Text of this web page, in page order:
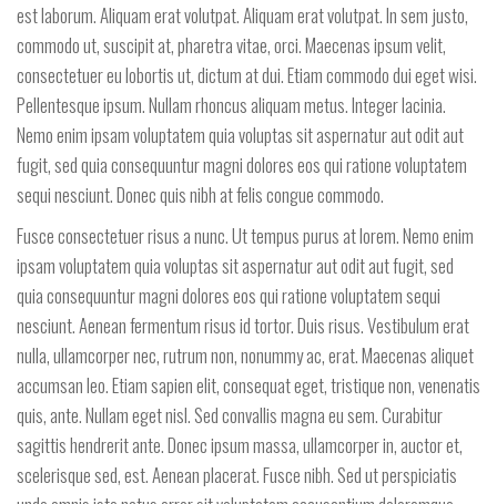
est laborum. Aliquam erat volutpat. Aliquam erat volutpat. In sem justo,
commodo ut, suscipit at, pharetra vitae, orci. Maecenas ipsum velit,
consectetuer eu lobortis ut, dictum at dui. Etiam commodo dui eget wisi.
Pellentesque ipsum. Nullam rhoncus aliquam metus. Integer lacinia.
Nemo enim ipsam voluptatem quia voluptas sit aspernatur aut odit aut
fugit, sed quia consequuntur magni dolores eos qui ratione voluptatem
sequi nesciunt. Donec quis nibh at felis congue commodo.
Fusce consectetuer risus a nunc. Ut tempus purus at lorem. Nemo enim
ipsam voluptatem quia voluptas sit aspernatur aut odit aut fugit, sed
quia consequuntur magni dolores eos qui ratione voluptatem sequi
nesciunt. Aenean fermentum risus id tortor. Duis risus. Vestibulum erat
nulla, ullamcorper nec, rutrum non, nonummy ac, erat. Maecenas aliquet
accumsan leo. Etiam sapien elit, consequat eget, tristique non, venenatis
quis, ante. Nullam eget nisl. Sed convallis magna eu sem. Curabitur
sagittis hendrerit ante. Donec ipsum massa, ullamcorper in, auctor et,
scelerisque sed, est. Aenean placerat. Fusce nibh. Sed ut perspiciatis